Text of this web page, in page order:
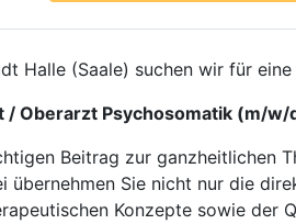
Halle (Saale) suchen wir für
/ Oberarzt Psychosomatik (m/w/
Beitrag zur ganzheitlichen
übernehmen Sie nicht nur die
Konzepte sowie der